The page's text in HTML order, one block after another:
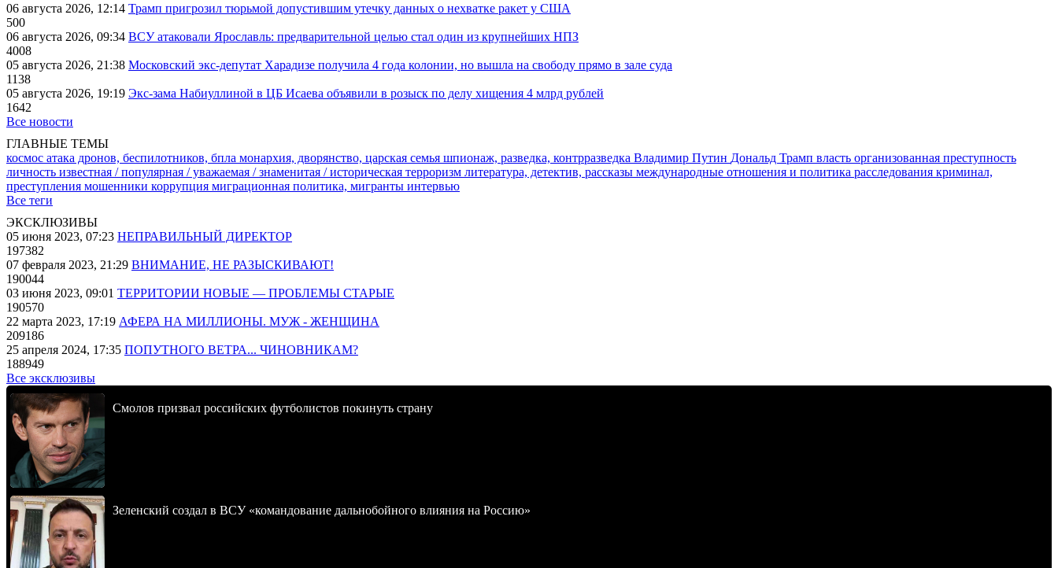
06 августа 2026, 12:14 Трамп пригрозил тюрьмой допустившим утечку данных о нехватке ракет у США
500
06 августа 2026, 09:34 ВСУ атаковали Ярославль: предварительной целью стал один из крупнейших НПЗ
4008
05 августа 2026, 21:38 Московский экс-депутат Харадизе получила 4 года колонии, но вышла на свободу прямо в зале суда
1138
05 августа 2026, 19:19 Экс-зама Набиуллиной в ЦБ Исаева объявили в розыск по делу хищения 4 млрд рублей
1642
Все новости
ГЛАВНЫЕ ТЕМЫ
космос атака дронов, беспилотников, бпла монархия, дворянство, царская семья шпионаж, разведка, контрразведка Владимир Путин Дональд Трамп власть организованная преступность
личность известная / популярная / уважаемая / знаменитая / историческая терроризм литература, детектив, рассказы международные отношения и политика расследования криминал,
преступления мошенники коррупция миграционная политика, мигранты интервью
Все теги
ЭКСКЛЮЗИВЫ
05 июня 2023, 07:23 НЕПРАВИЛЬНЫЙ ДИРЕКТОР
197382
07 февраля 2023, 21:29 ВНИМАНИЕ, НЕ РАЗЫСКИВАЮТ!
190044
03 июня 2023, 09:01 ТЕРРИТОРИИ НОВЫЕ — ПРОБЛЕМЫ СТАРЫЕ
190570
22 марта 2023, 17:19 АФЕРА НА МИЛЛИОНЫ. МУЖ - ЖЕНЩИНА
209186
25 апреля 2024, 17:35 ПОПУТНОГО ВЕТРА... ЧИНОВНИКАМ?
188949
Все эксклюзивы
Смолов призвал российских футболистов покинуть страну
Зеленский создал в ВСУ «командование дальнобойного влияния на Россию»